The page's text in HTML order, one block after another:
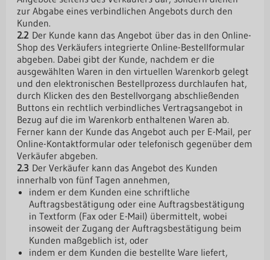
zur Abgabe eines verbindlichen Angebots durch den
Kunden.
2.2Der Kunde kann das Angebot über das in den Online-
Shop des Verkäufers integrierte Online-Bestellformular
abgeben. Dabei gibt der Kunde, nachdem er die
ausgewählten Waren in den virtuellen Warenkorb gelegt
und den elektronischen Bestellprozess durchlaufen hat,
durch Klicken des den Bestellvorgang abschließenden
Buttons ein rechtlich verbindliches Vertragsangebot in
Bezug auf die im Warenkorb enthaltenen Waren ab.
Ferner kann der Kunde das Angebot auch per E-Mail, per
Online-Kontaktformular oder telefonisch gegenüber dem
Verkäufer abgeben.
2.3Der Verkäufer kann das Angebot des Kunden
innerhalb von fünf Tagen annehmen,
indem er dem Kunden eine schriftliche
Auftragsbestätigung oder eine Auftragsbestätigung
in Textform (Fax oder E-Mail) übermittelt, wobei
insoweit der Zugang der Auftragsbestätigung beim
Kunden maßgeblich ist, oder
indem er dem Kunden die bestellte Ware liefert,